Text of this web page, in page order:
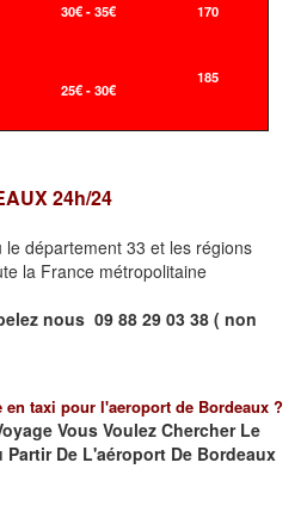
30€ - 35€ 170
25€ - 30€
185
24h/24
département 33 et les régions
la France métropolitaine
nous 09 88 29 03 38 ( non
taxi pour l'aeroport de Bordeaux ?
Vous Voulez Chercher Le
De L'aéroport De Bordeaux